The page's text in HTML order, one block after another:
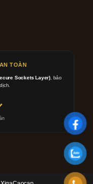
TOÀN
Sockets Layer) , bảo